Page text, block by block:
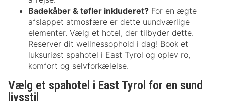
Badekåber & tøfler inkluderet? For en ægte
afslappet atmosfære er dette uundværlige
elementer. Vælg et hotel, der tilbyder dette.
Reserver dit wellnessophold i dag! Book et
luksuriøst spahotel i East Tyrol og oplev ro,
komfort og selvforkælelse.
Vælg et spahotel i East Tyrol for en sund
livsstil